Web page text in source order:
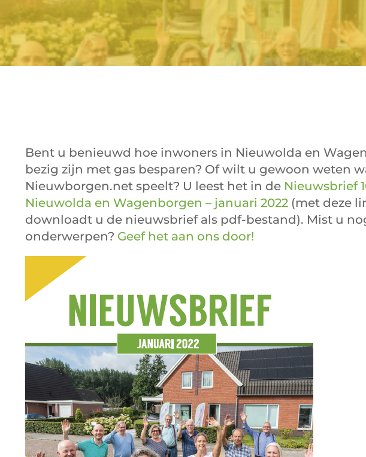
Bent u benieuwd hoe inwoners in Nieuwolda en
bezig zijn met gas besparen? Of wilt u gewoon weten
Nieuwborgen.net speelt? U leest het in de Nieuwsbrief
Nieuwolda en Wagenborgen – januari 2022 (met deze
downloadt u de nieuwsbrief als pdf-bestand). Mist u
onderwerpen? Geef het aan ons door!